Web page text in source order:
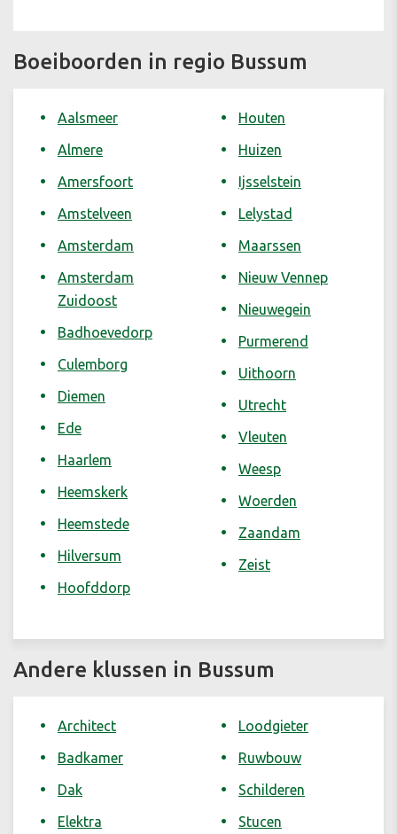
Boeiboorden in regio Bussum
Aalsmeer
Almere
Amersfoort
Amstelveen
Amsterdam
Amsterdam
Zuidoost
Badhoevedorp
Culemborg
Diemen
Ede
Haarlem
Heemskerk
Heemstede
Hilversum
Hoofddorp
Houten
Huizen
Ijsselstein
Lelystad
Maarssen
Nieuw Vennep
Nieuwegein
Purmerend
Uithoorn
Utrecht
Vleuten
Weesp
Woerden
Zaandam
Zeist
Andere klussen in Bussum
Architect
Badkamer
Dak
Elektra
Loodgieter
Ruwbouw
Schilderen
Stucen